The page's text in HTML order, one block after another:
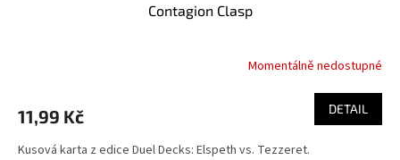
Contagion Clasp
Momentálně nedostupné
11,99 Kč DETAIL
Kusová karta z edice Duel Decks: Elspeth vs. Tezzeret.